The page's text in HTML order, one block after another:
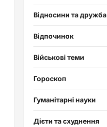
Відносини та дружба
Відпочинок
Військові теми
Гороскоп
Гуманітарні науки
Дієти та схуднення